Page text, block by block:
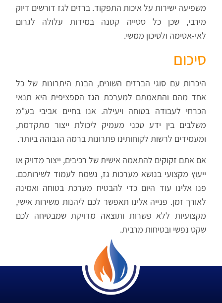
משפיעה ישירות על איכות התפקוד. ברזים לגז דורשים דיוק
מירבי, שכן כל סטייה קטנה במידות עלולה לגרום
לאי-אטימה ולסיכון ממשי.
סיכום
היכרות עם סוגי הברזים השונים, הבנת היתרונות של כל
אחד מהם והתאמתם למערכת הגז הספציפית היא תנאי
הכרחי לעבודה בטוחה ויעילה. אנו בחיים אביבי בע"מ
משלבים בין ידע טכני מעמיק ליכולת ייצור מתקדמת,
ומעמידים לרשות לקוחותינו פתרונות ברמה הגבוהה ביותר.
אם אתם זקוקים להתאמה אישית של רכיבים, ייצור מדויק או
ייעוץ מקצועי בנושא מערכות גז, נשמח לעמוד לשירותכם.
פנו אלינו עוד היום כדי להבטיח מערכת בטוחה ואמינה
לאורך זמן. פנייה אלינו תאפשר לכם ליהנות משירות אישי,
מקצועיות ללא פשרות ותוצאה מדויקת שמבטיחה לכם
שקט נפשי ובטיחות מרבית.